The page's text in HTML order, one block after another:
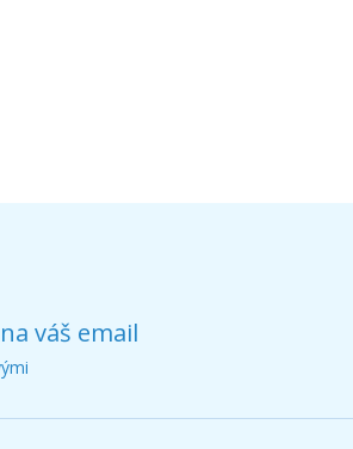
váš email